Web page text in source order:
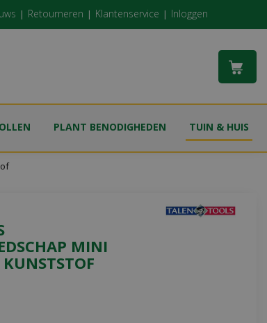
Retourneren Klantenservice Inloggen
PLANT BENODIGHEDEN TUIN & HUIS
MINI